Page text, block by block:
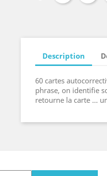
Description
60 cartes
phrase, on identifie
retourne la carte ...